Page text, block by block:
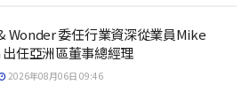
Wonder 委任行業資深從業員Mike
任亞洲區董事總經理
2026年08月06日 09:46